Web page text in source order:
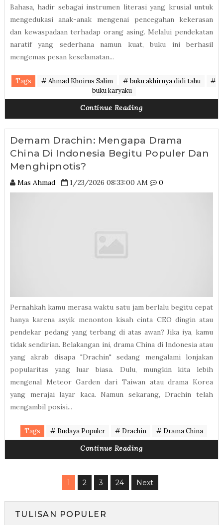
Bahasa, hadir sebagai instrumen literasi yang krusial untuk
mengedukasi anak-anak mengenai pencegahan kekerasan
dan kewaspadaan terhadap orang asing. Melalui pendekatan
naratif yang sederhana namun kuat, buku ini berhasil
mengemas pesan keselamatan...
Tags # Ahmad Khoirus Salim # buku akhirnya didi tahu
#
buku karyaku
Continue Reading
Demam Drachin: Mengapa Drama
China Di Indonesia Begitu Populer Dan
Menghipnotis?
Mas Ahmad 1/23/2026 08:33:00 AM 0
Pernahkah kamu merasa waktu satu jam berlalu begitu cepat
hanya karena asyik menonton kisah cinta CEO dingin atau
pendekar pedang yang terbang di atas awan? Jika iya, kamu
tidak sendirian. Belakangan ini, drama China di Indonesia atau
yang akrab disapa "Drachin" sedang mengalami lonjakan
popularitas yang luar biasa. Dulu, mungkin kita lebih
mengenal Meteor Garden dari Taiwan atau drama Korea
yang merajai layar kaca. Namun sekarang, Drachin telah
mengambil posisi...
Tags # Budaya Populer # Drachin # Drama China
Continue Reading
1 2 3 24 Next
TULISAN POPULER